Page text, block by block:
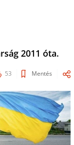
2011 óta.
53 Mentés